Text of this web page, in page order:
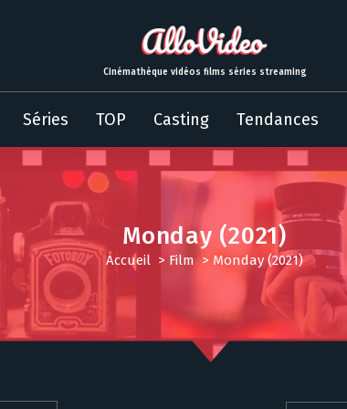
Cinémathèque vidéos films séries streaming
Séries TOP Casting Tendances
Monday (2021)
Accueil > Film> Monday (2021)